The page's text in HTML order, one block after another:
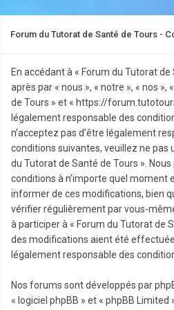
Forum du Tutorat de Santé de Tours -
En accédant à « Forum du Tutorat
après par « nous », « notre », « nos
de Tours » et « https://
légalement responsable des
n’acceptez pas d’être légalement
conditions suivantes, veuillez ne pas
du Tutorat de Santé de Tours ».
conditions à n’importe quel moment
informer de ces modifications, bien
vérifier régulièrement par vous-
à participer à « Forum du Tutorat de
des modifications aient été
légalement responsable des
Nos forums sont développés par
« logiciel phpBB » et « phpBB